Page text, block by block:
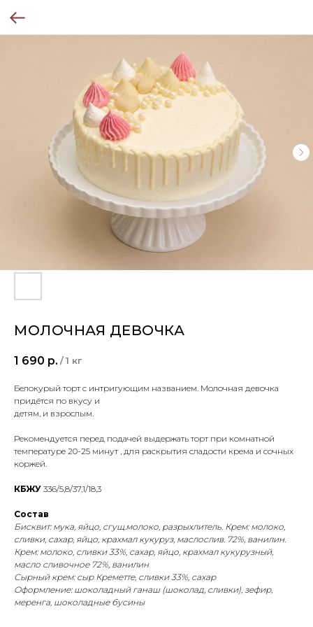
МОЛОЧНАЯ ДЕВОЧКА
1 690 р. / 1 кг
Белокурый торт с интригующим названием. Молочная девочка
придётся по вкусу и
детям, и взрослым.
Рекомендуется перед подачей выдержать торт при комнатной
температуре 20-25 минут , для раскрытия сладости крема и сочных
коржей.
КБЖУ 336/5,8/37,1/18,3
Состав
Бисквит: мука, яйцо, сгущ.молоко, разрыхлитель. Крем: молоко,
сливки, сахар, яйцо, крахмал кукуруз, маслослив. 72%, ванилин.
Крем: молоко, сливки 33%, сахар, яйцо, крахмал кукурузный,
масло сливочное 72%, ванилин
Сырный крем: сыр Креметте, сливки 33%, сахар
Оформление: шоколадный ганаш (шоколад, сливки), зефир,
меренга, шоколадные бусины